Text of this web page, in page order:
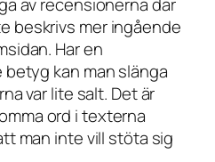
beskrivs mer ingående
Har en
kan man slänga
var lite salt. Det är
ord i texterna
man inte vill stöta sig